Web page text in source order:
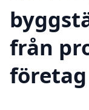
från
företag